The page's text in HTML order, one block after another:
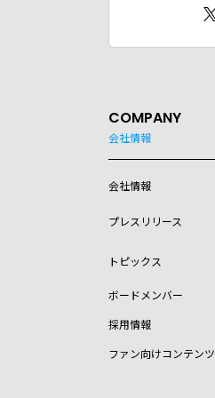
COMPANY
会社情報
会社情報
プレスリリース
トピックス
ボードメンバー
採用情報
ファン向けコンテンツ